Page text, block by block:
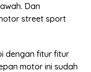
Dan
street sport
dengan fitur fitur
motor ini sudah